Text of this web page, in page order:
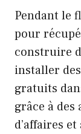
Pendant le
pour
construire
installer
gratuits
grâce à des
d’affaires